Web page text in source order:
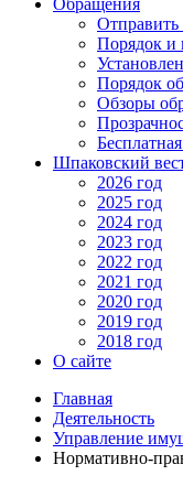
Обращения
Порядок и
Порядок
Обзоры
Шпаковский
2026 год
2025 год
2024 год
2023 год
2022 год
2021 год
2020 год
2019 год
2018 год
О сайте
Главная
Деятельность
Управление
Нормативно-